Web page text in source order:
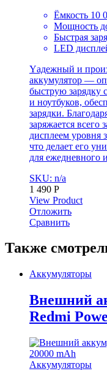
Ёмкость 10
Мощность
Быстрая
LED
Yадежный и
аккумулятор —
быструю зарядку
и ноутбуков,
зарядки.
заряжается
дисплеем уровня
что делает его
для ежедневного
SKU: n/a
1 490 Р
View Product
Отложить
Сравнить
Также
Аккумуляторы
Внешний
Redmi
Аккумуляторы